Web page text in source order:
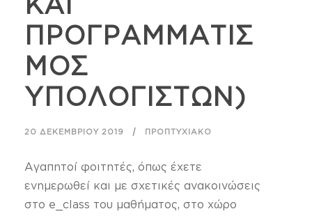
ΠΡΟΓΡΑΜΜΑΤΙΣ
ΜΟΣ
ΥΠΟΛΟΓΙΣΤΩΝ)
20 ΔΕΚΕΜΒΡΊΟΥ 2019 ΠΡΟΠΤΥΧΙΑΚΌ
Αγαπητοί φοιτητές, όπως έχετε
ενημερωθεί και με σχετικές ανακοινώσεις
στο e_class του μαθήματος, στο χώρο